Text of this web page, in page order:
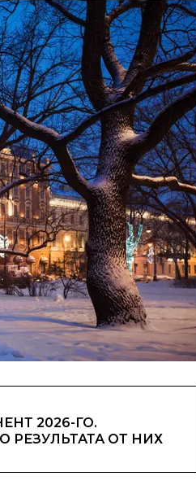
2026-ГО.
РЕЗУЛЬТАТА ОТ НИХ